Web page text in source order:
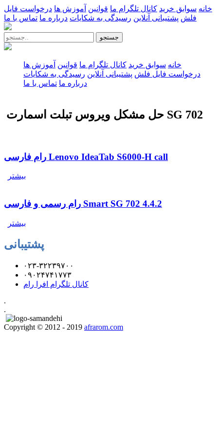
خانه سوابق خرید کانال تلگرام ما قوانین آموزش ها درخواست فایل
فلش پشتیبانی آنلاین رسیدگی به شکایات درباره ما تماس با ما
جستجو
خانه سوابق خرید کانال تلگرام ما قوانین آموزش ها
درخواست فایل فلش پشتیبانی آنلاین رسیدگی به شکایات
درباره ما تماس با ما
حل مشکل ویروس تبلت اسمارت SG 702
رام فارسی Lenovo IdeaTab S6000-H call
بیشتر
رام رسمی و فارسی Smart SG 702 4.4.2
بیشتر
پشتیبانی
۰۲۳-۳۲۲۳۹۷۰۰
۰۹۰۲۴۷۴۱۷۷۳
کانال تلگرام افرا رام
.
.
Copyright © 2012 - 2019 afrarom.com